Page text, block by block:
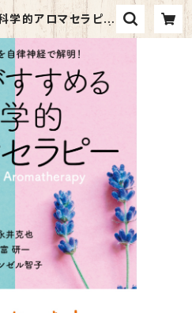
学的アロマセラピー
律神経で解明！～ |